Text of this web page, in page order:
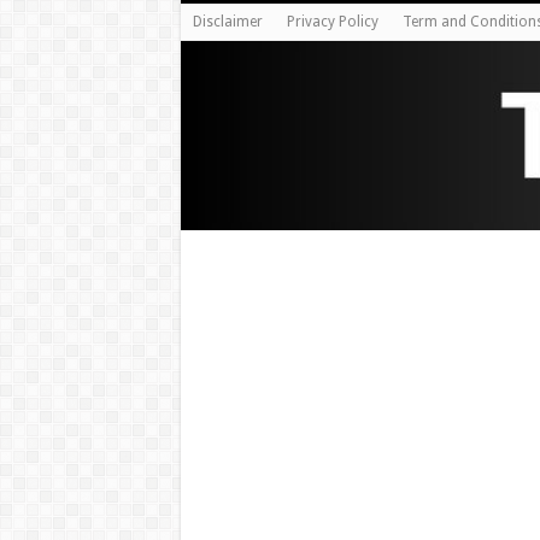
Disclaimer Privacy Policy Term and